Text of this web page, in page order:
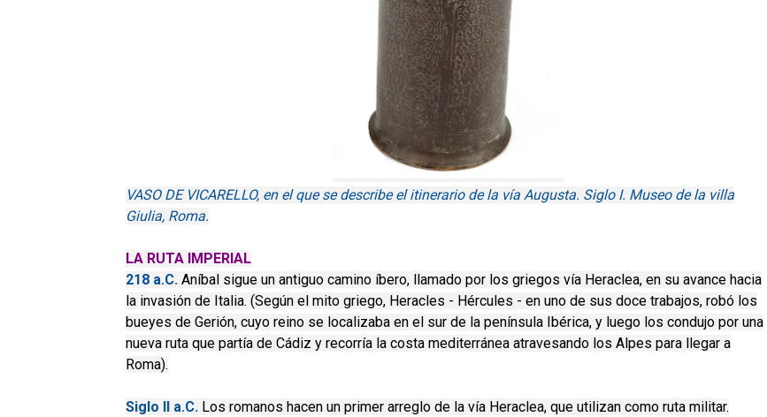
VASO DE VICARELLO, en el que se describe el itinerario de la vía Augusta. Siglo I. Museo de la villa
Giulia, Roma.
LA RUTA IMPERIAL
218 a.C. Aníbal sigue un antiguo camino íbero, llamado por los griegos vía Heraclea, en su avance hacia
la invasión de Italia. (Según el mito griego, Heracles - Hércules - en uno de sus doce trabajos, robó los
bueyes de Gerión, cuyo reino se localizaba en el sur de la península Ibérica, y luego los condujo por una
nueva ruta que partía de Cádiz y recorría la costa mediterránea atravesando los Alpes para llegar a
Roma).
Siglo II a.C. Los romanos hacen un primer arreglo de la vía Heraclea, que utilizan como ruta militar.